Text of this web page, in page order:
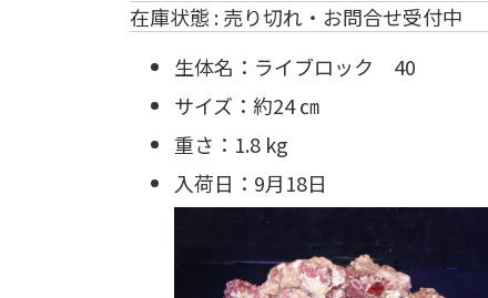
在庫状態 : 売り切れ・お問合せ受付中
生体名：ライブロック 40
サイズ：約24 ㎝
重さ：1.8 kg
入荷日：9月18日